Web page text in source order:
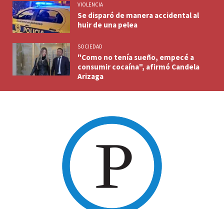
VIOLENCIA
Se disparó de manera accidental al
huir de una pelea
SOCIEDAD
"Como no tenía sueño, empecé a
consumir cocaína", afirmó Candela
Arizaga